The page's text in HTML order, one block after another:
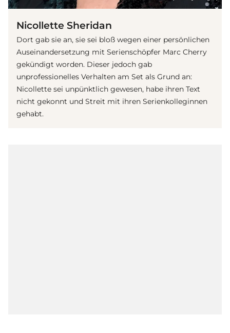
Nicollette Sheridan
Dort gab sie an, sie sei bloß wegen einer persönlichen
Auseinandersetzung mit Serienschöpfer Marc Cherry
gekündigt worden. Dieser jedoch gab
unprofessionelles Verhalten am Set als Grund an:
Nicollette sei unpünktlich gewesen, habe ihren Text
nicht gekonnt und Streit mit ihren Serienkolleginnen
gehabt.